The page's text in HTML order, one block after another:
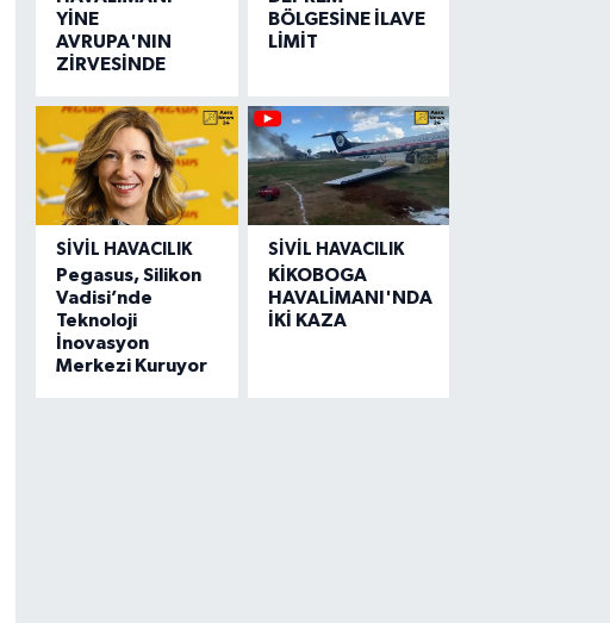
YİNE
AVRUPA'NIN
ZİRVESİNDE
BÖLGESİNE İLAVE
LİMİT
SIVIL HAVACILIK
Pegasus, Silikon
Vadisi’nde
Teknoloji
İnovasyon
Merkezi Kuruyor
SIVIL HAVACILIK
KİKOBOGA
HAVALİMANI'NDA
İKİ KAZA